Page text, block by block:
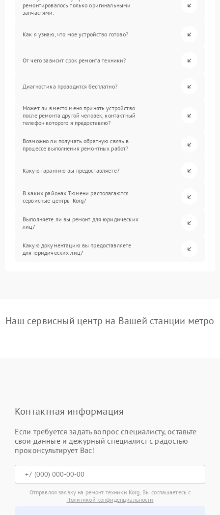
ремонтировалось только оригинальными
запчастями.
Как я узнаю, что мое устройство готово?
От чего зависит срок ремонта техники?
Диагностика проводится бесплатно?
Может ли вместо меня принять устройство
после ремонта другой человек, контактный
телефон которого я предоставлю?
Возможно ли получать обратную связь в
процессе выполнения ремонтных работ?
Какую гарантию вы предоставляете?
В каких районах Тюмени располагаются
сервисные центры Korg?
Выполняете ли вы ремонт для юридических
лиц?
Какую документацию вы предоставляете
для юридических лиц?
Наш сервисный центр на Вашей станции метро
Контактная информация
Если требуется задать вопрос специалисту, оставьте
свои данные и дежурный специалист с радостью
проконсультирует Вас!
Отправляя заявку на ремонт техники Korg, Вы соглашаетесь с
Политикой конфиденциальности